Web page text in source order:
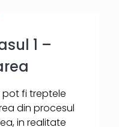
1 –
fi treptele
din procesul
in realitate